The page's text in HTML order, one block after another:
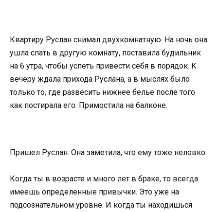
Квартиру Руслан снимал двухкомнатную. На ночь она
ушла спать в другую комнату, поставила будильник
на 6 утра, чтобы успеть привести себя в порядок. К
вечеру ждала прихода Руслана, а в мыслях было
только то, где развесить нижнее белье после того
как постирала его. Примостила на балконе.
Пришел Руслан. Она заметила, что ему тоже неловко.
Когда ты в возрасте и много лет в браке, то всегда
имеешь определенные привычки. Это уже на
подсознательном уровне. И когда ты находишься